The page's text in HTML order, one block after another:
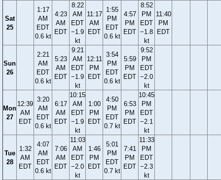
Sat
25
1:17
AM
EDT
0.6 kt
4:23
AM
EDT
8:22
AM
EDT
−1.9
kt
11:17
AM
EDT
1:55
PM
EDT
0.6 kt
4:57
PM
EDT
8:52
PM
EDT
−1.8
kt
11:40
PM
EDT
Sun
26
2:21
AM
EDT
0.6 kt
5:23
AM
EDT
9:21
AM
EDT
−1.9
kt
12:11
PM
EDT
3:54
PM
EDT
0.6 kt
5:59
PM
EDT
9:52
PM
EDT
−2.0
kt
Mon
27
12:39
AM
EDT
3:20
AM
EDT
0.6 kt
6:17
AM
EDT
10:15
AM
EDT
−1.9
kt
1:00
PM
EDT
4:50
PM
EDT
0.7 kt
6:53
PM
EDT
10:45
PM
EDT
−2.1
kt
Tue
28
1:32
AM
EDT
4:07
AM
EDT
0.6 kt
7:06
AM
EDT
11:03
AM
EDT
−2.0
kt
1:46
PM
EDT
5:01
PM
EDT
0.7 kt
7:41
PM
EDT
11:33
PM
EDT
−2.3
kt